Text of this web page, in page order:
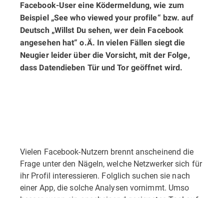
Facebook-User eine Ködermeldung, wie zum
Beispiel „See who viewed your profile“ bzw. auf
Deutsch „Willst Du sehen, wer dein Facebook
angesehen hat“ o.Ä. In vielen Fällen siegt die
Neugier leider über die Vorsicht, mit der Folge,
dass Datendieben Tür und Tor geöffnet wird.
Vielen Facebook-Nutzern brennt anscheinend die
Frage unter den Nägeln, welche Netzwerker sich für
ihr Profil interessieren. Folglich suchen sie nach
einer App, die solche Analysen vornimmt. Umso